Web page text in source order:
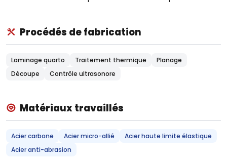
Procédés de fabrication
Laminage quarto Traitement thermique
Planage
Découpe
Contrôle ultrasonore
Matériaux travaillés
Acier carbone Acier micro-allié
Acier haute limite élastique
Acier anti-abrasion